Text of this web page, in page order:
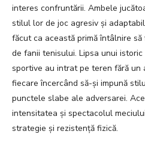
interes confruntării. Ambele
stilul lor de joc agresiv și
făcut ca această primă întâlnire
de fanii tenisului. Lipsa unui
sportive au intrat pe teren fără un
fiecare încercând să-și impună
punctele slabe ale adversarei.
intensitatea și spectacolul
strategie și rezistență fizică.